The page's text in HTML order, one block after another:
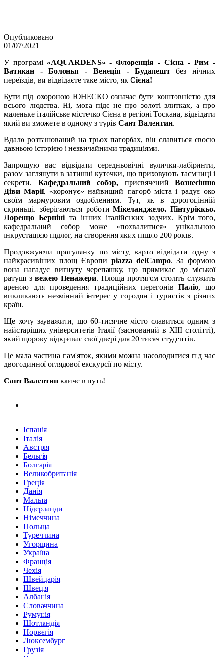
Опубликовано
01/07/2021
У програмі «AQUARDENS» - Флоренція - Сієна - Рим -
Ватикан - Болонья - Венеція - Будапешт без нічних
переїздів, ви відвідаєте таке місто, як Сієна!
Бути під охороною ЮНЕСКО означає бути коштовністю для
всього людства. Ні, мова піде не про золоті злитках, а про
маленьке італійське містечко Сієна в регіоні Тоскана, відвідати
який ви зможете в одному з турів Сант Валентин.
Вдало розташований на трьох пагорбах, він славиться своєю
давньою історією і незвичайними традиціями.
Запрошую вас відвідати середньовічні вулички-лабіринти,
разом заглянути в затишні куточки, що приховують таємниці і
секрети. Кафедральний собор, присвячений Вознесінню
Діви Марії, «коронує» найвищий пагорб міста і радує око
своїм мармуровим оздобленням. Тут, як в дорогоцінній
скриньці, зберігаються роботиМікеланджело, Пінтуріккьо,
Лоренцо Берніні та інших італійських зодчих. Крім того,
кафедральний собор може «похвалитися» унікальною
інкрустацією підлог, на створення яких пішло 200 років.
Продовжуючи прогулянку по місту, варто відвідати одну з
найкрасивіших площ Європи piazza delCampo. За формою
вона нагадує вигнуту черепашку, що примикає до міської
ратуші звежею Ненажери. Площа протягом століть служить
ареною для проведення традиційних перегонівПаліо, що
викликають незмінний інтерес у городян і туристів з різних
країн.
Ще хочу зауважити, що 60-тисячне місто славиться одним з
найстаріших університетів Італії (заснований в XIII столітті),
який щороку відкриває свої двері для 20 тисяч студентів.
Це мала частина пам'яток, якими можна насолодитися під час
двогодинної оглядової екскурсії по місту.
Сант Валентин кличе в путь!
Іспанія
Італія
Австрія
Бельгія
Болгарія
Великобританія
Греція
Данія
Мальта
Нідерланди
Німеччина
Польща
Туреччина
Угорщина
Україна
Франція
Чехія
Швейцарія
Швеція
Албанія
Словаччина
Румунія
Шотландія
Норвегія
Люксембург
Грузія